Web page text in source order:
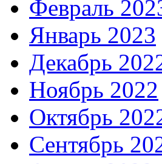
Февраль
Январь 2023
Декабрь
Ноябрь 2022
Октябрь
Сентябрь